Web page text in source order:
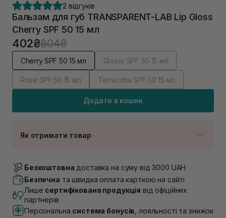
2 відгуків
Бальзам для губ TRANSPARENT-LAB Lip Gloss
Cherry SPF 50 15 мл
402₴804₴
Cherry SPF 50 15 мл Glossy SPF 50 15 мл
Rose SPF 50 15 мл Terracotta SPF 50 15 мл
Додати в кошик
Як отримати товар
Немає в наявності!
В наявності
Самовивіз м. Львів, вул. Академіка Підстригача, 1В
(Duck’s Lake)
Немає в наявності!
Безкоштовна доставка на суму від 3000 UAH
Безпечна та швидка оплата карткою на сайті
Лише сертифікована продукція від офіційних
партнерів
Персональна система бонусів , лояльності та знижок